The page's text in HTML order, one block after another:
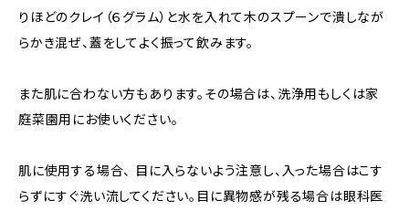
りほどのクレイ（６グラム）と水を入れて木のスプーンで潰しなが
らかき混ぜ、蓋をしてよく振って飲みます。
また肌に合わない方もあります。その場合は、洗浄用もしくは家
庭菜園用にお使いください。
肌に使用する場合、 目に入らないよう注意し、入った場合はこす
らずにすぐ洗い流してください。目に異物感が残る場合は眼科医